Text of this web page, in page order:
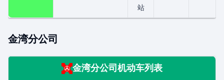
站
金湾分公司
金湾分公司 机动车列表